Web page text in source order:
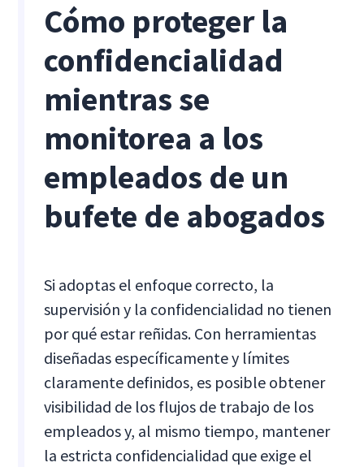
Cómo proteger la
confidencialidad
mientras se
monitorea a los
empleados de un
bufete de abogados
Si adoptas el enfoque correcto, la
supervisión y la confidencialidad no tienen
por qué estar reñidas. Con herramientas
diseñadas específicamente y límites
claramente definidos, es posible obtener
visibilidad de los flujos de trabajo de los
empleados y, al mismo tiempo, mantener
la estricta confidencialidad que exige el